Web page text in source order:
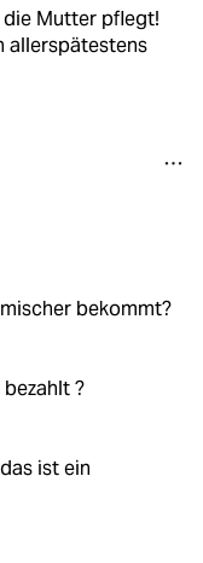
Mutter pflegt!
allerspätestens
bekommt?
?
ist ein